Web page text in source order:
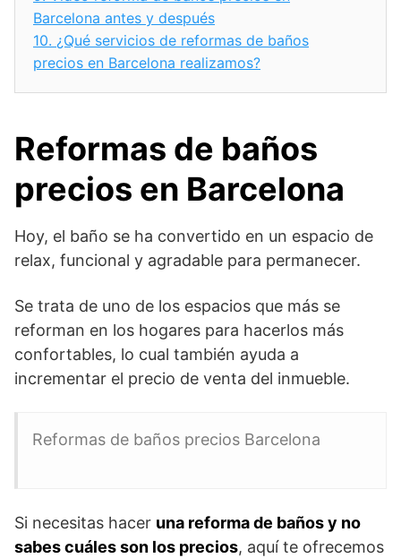
Barcelona antes y después
10. ¿Qué servicios de reformas de baños
precios en Barcelona realizamos?
Reformas de baños
precios en Barcelona
Hoy, el baño se ha convertido en un espacio de
relax, funcional y agradable para permanecer.
Se trata de uno de los espacios que más se
reforman en los hogares para hacerlos más
confortables, lo cual también ayuda a
incrementar el precio de venta del inmueble.
Reformas de baños precios Barcelona
Si necesitas hacer una reforma de baños y no
sabes cuáles son los precios, aquí te ofrecemos